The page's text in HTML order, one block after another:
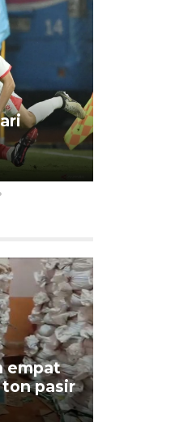
empat
ton pasir